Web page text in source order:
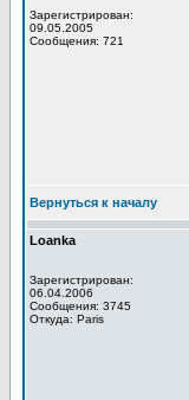
Зарегистрирован:
09.05.2005
Сообщения: 721
Вернуться к началу
Loanka
Зарегистрирован:
06.04.2006
Сообщения: 3745
Откуда: Paris